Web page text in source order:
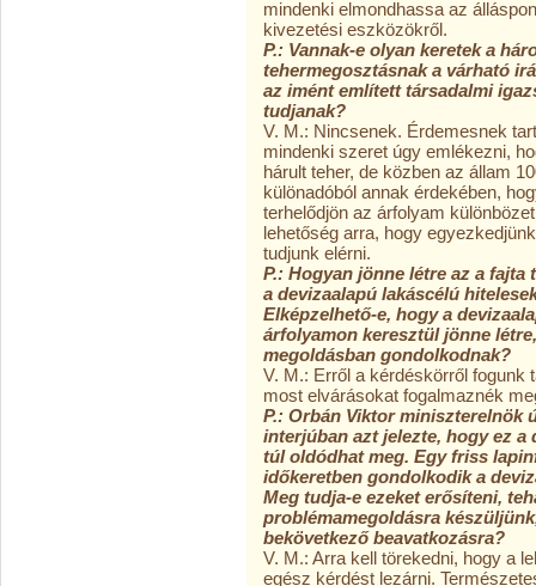
mindenki elmondhassa az
kivezetési eszközökről.
P.: Vannak-e olyan keretek a
tehermegosztásnak a várható
az imént említett társadalmi
tudjanak?
V. M.: Nincsenek. Érdemesnek
mindenki szeret úgy emlékezni,
hárult teher, de közben az állam
különadóból annak érdekében,
terhelődjön az árfolyam
lehetőség arra, hogy
tudjunk elérni.
P.: Hogyan jönne létre az a
a devizaalapú lakáscélú
Elképzelhető-e, hogy a
árfolyamon keresztül jönne
megoldásban gondolkodnak?
V. M.: Erről a kérdéskörről fogunk
most elvárásokat fogalmaznék
P.: Orbán Viktor miniszterelnök
interjúban azt jelezte, hogy ez
túl oldódhat meg. Egy friss
időkeretben gondolkodik a
Meg tudja-e ezeket erősíteni,
problémamegoldásra
bekövetkező beavatkozásra?
V. M.: Arra kell törekedni, hogy a
egész kérdést lezárni.